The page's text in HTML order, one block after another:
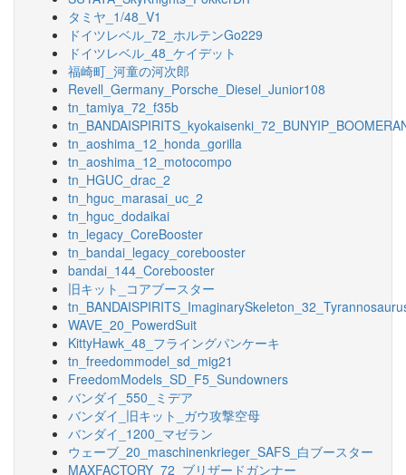
タミヤ_1/48_V1
ドイツレベル_72_ホルテンGo229
ドイツレベル_48_ケイデット
福崎町_河童の河次郎
Revell_Germany_Porsche_Diesel_Junior108
tn_tamiya_72_f35b
tn_aoshima_12_honda_gorilla
tn_aoshima_12_motocompo
tn_HGUC_drac_2
tn_hguc_marasai_uc_2
tn_hguc_dodaikai
tn_legacy_CoreBooster
tn_bandai_legacy_corebooster
bandai_144_Corebooster
旧キット_コアブースター
WAVE_20_PowerdSuit
KittyHawk_48_フライングパンケーキ
tn_freedommodel_sd_mig21
FreedomModels_SD_F5_Sundowners
バンダイ_550_ミデア
バンダイ_旧キット_ガウ攻撃空母
バンダイ_1200_マゼラン
ウェーブ_20_maschinenkrieger_SAFS_白ブースター
MAXFACTORY_72_ブリザードガンナー